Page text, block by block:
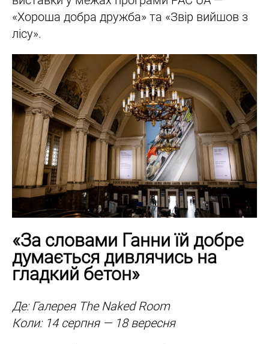
«Хороша добра дружба» та «Звір вийшов з
лісу».
«За словами Ганни їй добре
думається дивлячись на
гладкий бетон»
Де: Галерея The Naked Room
Коли: 14 серпня — 18 вересня